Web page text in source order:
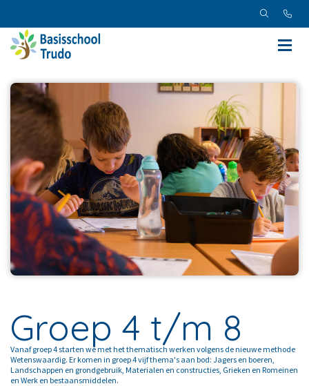
Groep 4 t/m 8
Vanaf groep 4 starten we met het thematisch werken volgens de nieuwe methode
Wetenswaardig. Er komen in groep 4 vijf thema's aan bod: Jagers en boeren,
Landschappen en grondgebruik, Materialen en constructies, Grieken en Romeinen
en Werk en bestaansmiddelen.